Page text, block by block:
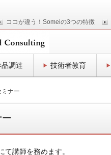
ココが違う！Someiの3つの特徴
調達 技術者教育
ナー
ー
講師を務めます。